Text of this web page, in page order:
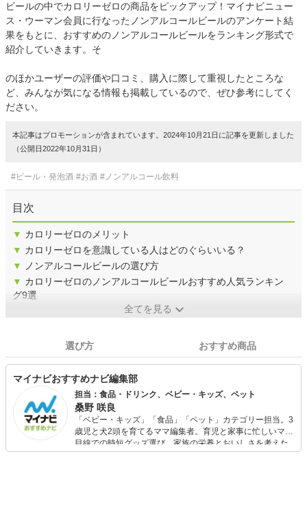
ビールの中でカロリーゼロの商品をピックアップ！マイナビニュー
ス・ウーマン会員に行なったノンアルコールビールのアンケート結
果をもとに、おすすめのノンアルコールビールをランキング形式で
紹介していきます。そ
のほかユーザーの評価や口コミ、購入に際して重視したところな
ど、みんなが気になる情報も掲載しているので、ぜひ参考にしてく
ださい。
本記事はプロモーションが含まれています。2024年10月21日に記事を更新しました
（公開日2022年10月31日）
#ビール・発泡酒 #お酒 #ノンアルコール飲料
目次
▼ カロリーゼロのメリット
▼ カロリーゼロを意識している人はどのぐらいいる？
▼
ノンアルコールビールの選び方
▼ カロリーゼロのノンアルコールビールおすすめ人気ランキン
グ9選
全てを見る
選び方 おすすめ商品
マイナビおすすめナビ編集部
担当：食品・ドリンク、ベビー・キッズ、ペット
桑野 咲良
「ベビー・キッズ」「食品」「ペット」カテゴリー担当。3
歳児と犬2頭を育てるママ編集者。育児と家事に忙しいママ
目線での時短グッズ選び、家族の栄養とおいしさを考えた
食品選び、束の間のリラックスタイムを楽しむためのスイ